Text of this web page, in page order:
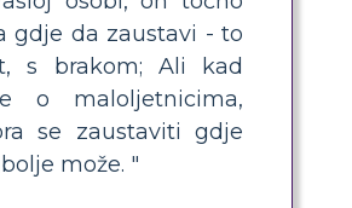
gdje da zaustavi - to
s brakom; Ali kad
o maloljetnicima,
se zaustaviti gdje
može. "